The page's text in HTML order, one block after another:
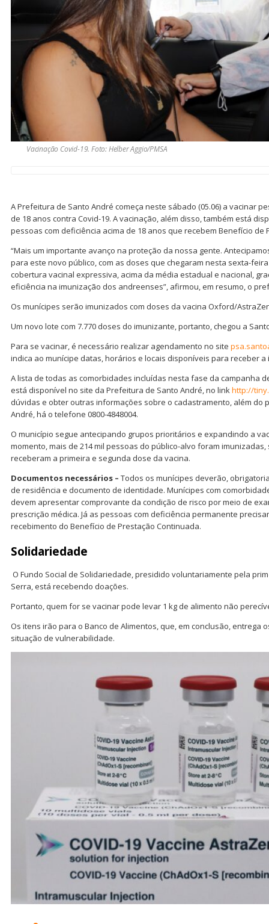
Vacinação Covid-19. Foto: Helber Aggio/PMSA
A Prefeitura de Santo André começa neste sábado (05.06) a vacinar
de 18 anos contra Covid-19. A vacinação, além disso, também está
pessoas com deficiência acima de 18 anos que recebem Benefício de
“Mais um importante avanço na proteção da nossa gente.
para este novo público, com as doses que chegaram nesta sexta-
cobertura vacinal expressiva, acima da média estadual e nacional,
eficiência na imunização dos andreenses”, afirmou, em resumo, o
Os munícipes serão imunizados com doses da vacina Oxford/
Um novo lote com 7.770 doses do imunizante, portanto, chegou a
Para se vacinar, é necessário realizar agendamento no site
indica ao munícipe datas, horários e locais disponíveis para receber a
A lista de todas as comorbidades incluídas nesta fase da campanha
está disponível no site da Prefeitura de Santo André, no linkhttp://
dúvidas e obter outras informações sobre o cadastramento, além do
André, há o telefone 0800-4848004.
O município segue antecipando grupos prioritários e expandindo a
momento, mais de 214 mil pessoas do público-alvo foram imunizadas,
receberam a primeira e segunda dose da vacina.
Documentos necessários – Todos os munícipes deverão,
de residência e documento de identidade. Munícipes com
devem apresentar comprovante da condição de risco por meio de
prescrição médica. Já as pessoas com deficiência permanente
recebimento do Benefício de Prestação Continuada.
Solidariedade
O Fundo Social de Solidariedade, presidido voluntariamente pela
Serra, está recebendo doações.
Portanto, quem for se vacinar pode levar 1 kg de alimento não
Os itens irão para o Banco de Alimentos, que, em conclusão, entrega
situação de vulnerabilidade.